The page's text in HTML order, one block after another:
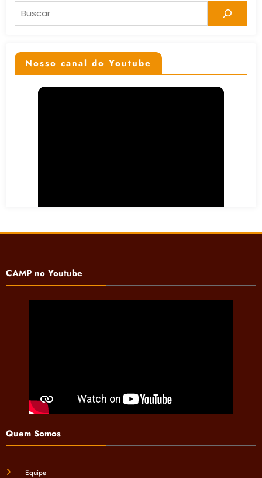
Pesquisar
Nosso canal do Youtube
CAMP no Youtube
Quem Somos
Equipe